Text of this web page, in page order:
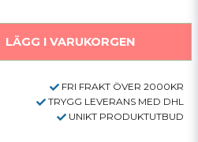
LÄGG I VARUKORGEN
FRI FRAKT ÖVER 2000KR
TRYGG LEVERANS MED DHL
UNIKT PRODUKTUTBUD